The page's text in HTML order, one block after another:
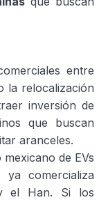
entre
la relocalización
inversión de
que buscan
aranceles.
de EVs
comercializa
el Han. Si los